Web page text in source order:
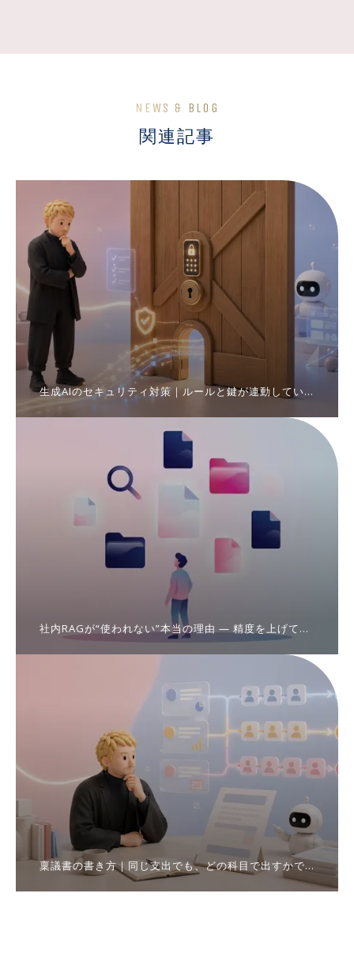
NEWS & BLOG
関連記事
生成AIのセキュリティ対策｜ルールと鍵が連動してい
ないと成立しません
社内RAGが“使われない”本当の理由 ― 精度を上げても
稟議書の書き方｜同じ支出でも、どの科目で出すかで